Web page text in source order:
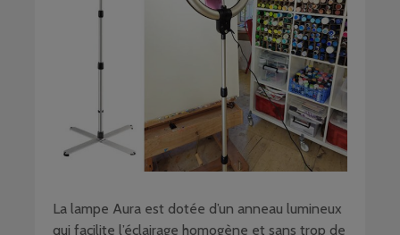
La lampe Aura est dotée d’un anneau lumineux
qui facilite l’éclairage homogène et sans trop de